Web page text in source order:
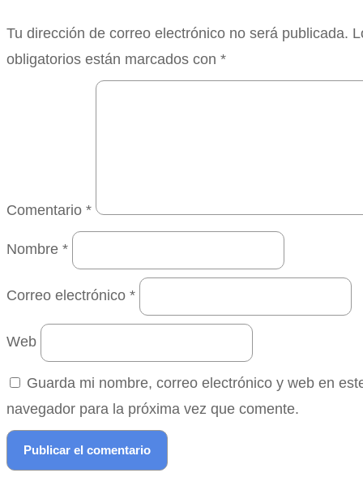
Tu dirección de correo electrónico no será publicada.
obligatorios están marcados con *
Comentario *
Nombre *
Correo electrónico *
Web
Guarda mi nombre, correo electrónico y web en
navegador para la próxima vez que comente.